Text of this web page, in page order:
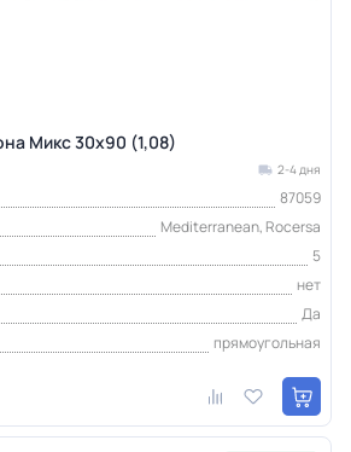
Микс 30x90 (1,08)
2-4 дня
87059
Mediterranean, Rocersa
5
нет
Да
прямоугольная